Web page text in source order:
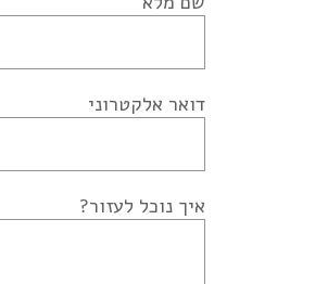
דואר אלקטרוני
איך נוכל לעזור?